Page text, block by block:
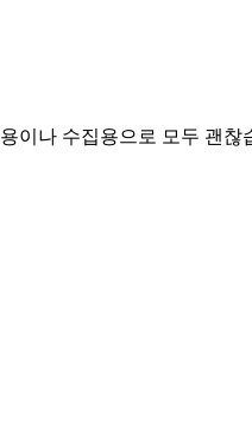
이나 수집용으로 모두 괜찮